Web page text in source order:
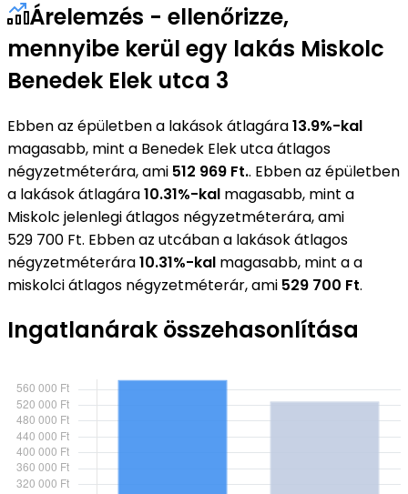
Árelemzés - ellenőrizze,
mennyibe kerül egy lakás Miskolc
Benedek Elek utca 3
Ebben az épületben a lakások átlagára13.9%-kal
magasabb, mint a Benedek Elek utca átlagos
négyzetméterára, ami 512 969 Ft.. Ebben az épületben
a lakások átlagára10.31%-kal magasabb, mint a
Miskolc jelenlegi átlagos négyzetméterára, ami
529 700 Ft. Ebben az utcában a lakások átlagos
négyzetméterára10.31%-kal magasabb, mint a a
miskolci átlagos négyzetméterár, ami 529 700 Ft.
Ingatlanárak összehasonlítása